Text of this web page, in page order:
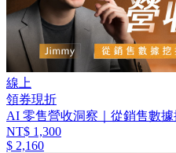
線上
領券現折
AI 零售營收洞察｜從銷售數
NT$ 1,300
$ 2,160